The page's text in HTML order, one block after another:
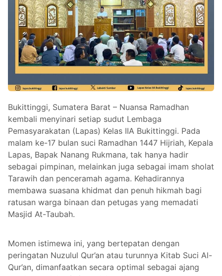
Bukittinggi, Sumatera Barat – Nuansa Ramadhan
kembali menyinari setiap sudut Lembaga
Pemasyarakatan (Lapas) Kelas IIA Bukittinggi. Pada
malam ke-17 bulan suci Ramadhan 1447 Hijriah, Kepala
Lapas, Bapak Nanang Rukmana, tak hanya hadir
sebagai pimpinan, melainkan juga sebagai imam sholat
Tarawih dan penceramah agama. Kehadirannya
membawa suasana khidmat dan penuh hikmah bagi
ratusan warga binaan dan petugas yang memadati
Masjid At-Taubah.
Momen istimewa ini, yang bertepatan dengan
peringatan Nuzulul Qur’an atau turunnya Kitab Suci Al-
Qur’an, dimanfaatkan secara optimal sebagai ajang